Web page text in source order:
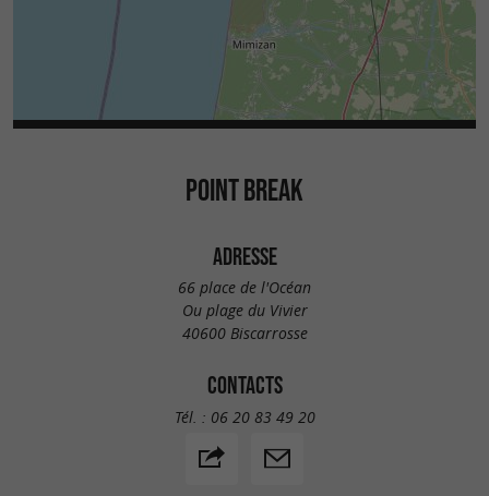
POINT BREAK
ADRESSE
66 place de l'Océan
Ou plage du Vivier
40600 Biscarrosse
CONTACTS
Tél. : 06 20 83 49 20